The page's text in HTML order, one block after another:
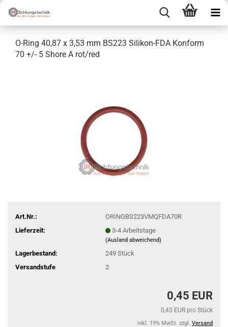
O-Ring 40,87 x 3,53 mm BS223 Silikon-FDA Konform
70 +/- 5 Shore A rot/red
Art.Nr.:
ORINGBS223VMQFDA70R
Lieferzeit:
3-4 Arbeitstage
(Ausland abweichend)
Lagerbestand: 249 Stück
Versandstufe
2
0,45 EUR
0,45 EUR pro Stück
inkl. 19% MwSt. zzgl. Versand